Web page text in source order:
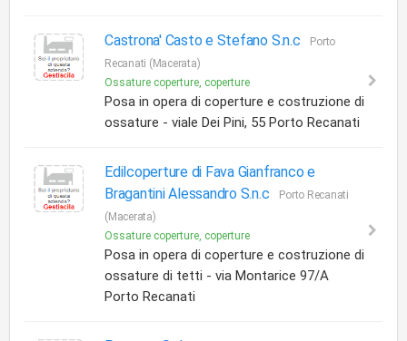
Castrona' Casto e Stefano S.n.c
Porto
Recanati (Macerata)
Ossature coperture, coperture
Posa in opera di coperture e costruzione di
ossature - viale Dei Pini, 55 Porto Recanati
Edilcoperture di Fava Gianfranco e
Bragantini Alessandro S.n.c
Porto Recanati
(Macerata)
Ossature coperture, coperture
Posa in opera di coperture e costruzione di
ossature di tetti - via Montarice 97/A
Porto Recanati